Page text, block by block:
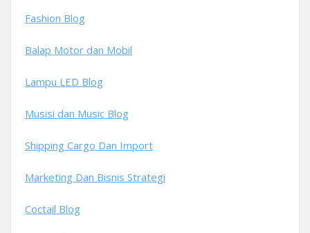
Fashion Blog
Balap Motor dan Mobil
Lampu LED Blog
Musisi dan Music Blog
Shipping Cargo Dan Import
Marketing Dan Bisnis Strategi
Coctail Blog